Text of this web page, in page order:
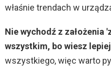
właśnie trendach w
Nie wychodź z założenia
wszystkim, bo wiesz
wszystkiego, więc warto